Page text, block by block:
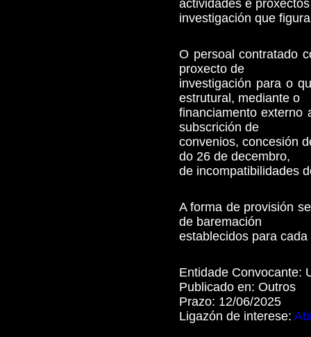
actividades e
investigación que
O persoal contratado
proxecto de
investigación para o
estrutural, mediante o
financiamento externo
subscrición de
convenios, concesión
do 26 de decembro,
de incompatibilidades
A forma de provisión
de baremación
establecidos para cada
Entidade Convocante:
Publicado en: Outros
Prazo: 12/06/2025
Ligazón de interese: